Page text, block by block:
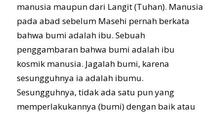
manusia maupun dari Langit (Tuhan). Manusia
pada abad sebelum Masehi pernah berkata
bahwa bumi adalah ibu. Sebuah
penggambaran bahwa bumi adalah ibu
kosmik manusia. Jagalah bumi, karena
sesungguhnya ia adalah ibumu.
Sesungguhnya, tidak ada satu pun yang
memperlakukannya (bumi) dengan baik atau